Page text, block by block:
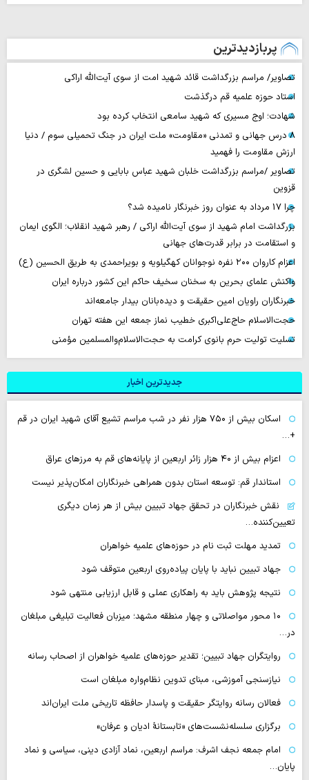
پربازدیدترین
تصاویر/ مراسم بزرگداشت قائد شهید امت از سوی آیت‌الله اراکی
استاد حوزه علمیه قم درگذشت
شهادت؛ اوج مسیری که شهید سامعی انتخاب کرده بود
۸ درس جهانی و تمدنی «مقاومت» ملت ایران در جنگ تحمیلی سوم / دنیا
ارزش مقاومت را فهمید
تصاویر /مراسم بزرگداشت خلبان شهید عباس بابایی و حسین لشگری در
قزوین
چرا 17 مرداد به عنوان روز خبرنگار نامیده شد؟
بزرگداشت امام شهید از سوی آیت‌الله اراکی / رهبر شهید انقلاب؛ الگوی ایمان
و استقامت در برابر قدرت‌های جهانی
اعزام کاروان ۲۰۰ نفره نوجوانان کهگیلویه و بویراحمدی به طریق الحسین (ع)
واکنش علمای بحرین به سخنان سخیف حاکم این کشور درباره ایران
خبرنگاران راویان امین حقیقت و دیده‌بانان بیدار جامعه‌اند
حجت‌الاسلام حاج‌علی‌اکبری خطیب نماز جمعه این هفته تهران
تسلیت تولیت حرم بانوی کرامت به حجت‌الاسلام‌والمسلمین مؤمنی
جدیدترین اخبار
اسکان بیش از ۷۵۰ هزار نفر در شب مراسم تشیع آقای شهید ایران در قم
+…
اعزام بیش از ۴۰ هزار زائر اربعین از پایانه‌های قم به مرزهای عراق
استاندار قم: توسعه استان بدون همراهی خبرنگاران امکان‌پذیر نیست
نقش خبرنگاران در تحقق جهاد تبیین بیش از هر زمان دیگری
تعیین‌کننده…
تمدید مهلت ثبت نام در حوزه‌های علمیه خواهران
جهاد تبیین نباید با پایان پیاده‌روی اربعین متوقف شود
نتیجه پژوهش باید به راهکاری عملی و قابل ارزیابی منتهی شود
۱۰ محور مواصلاتی و چهار منطقه مشهد؛ میزبان فعالیت تبلیغی مبلغان
در…
روایتگران جهاد تبیین؛ تقدیر حوزه‌های علمیه خواهران از اصحاب رسانه
نیازسنجی آموزشی، مبنای تدوین نظام‌واره مبلغان است
فعالان رسانه‌ روایتگر حقیقت و پاسدار حافظه تاریخی ملت ایران‌اند
برگزاری سلسله‌نشست‌های «تابستانهٔ ادیان و عرفان»
امام جمعه نجف اشرف: مراسم اربعین، نماد آزادی دینی، سیاسی و نماد
پایان…